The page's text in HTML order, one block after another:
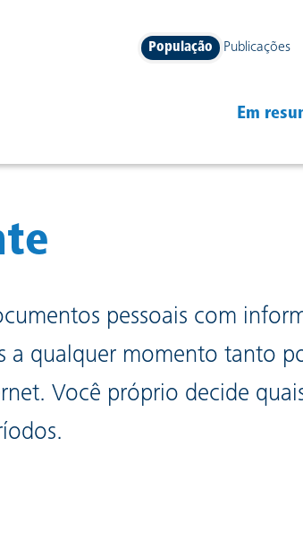
navigation
População Publicações
Em
pessoais com
a qualquer momento tanto
Você próprio decide